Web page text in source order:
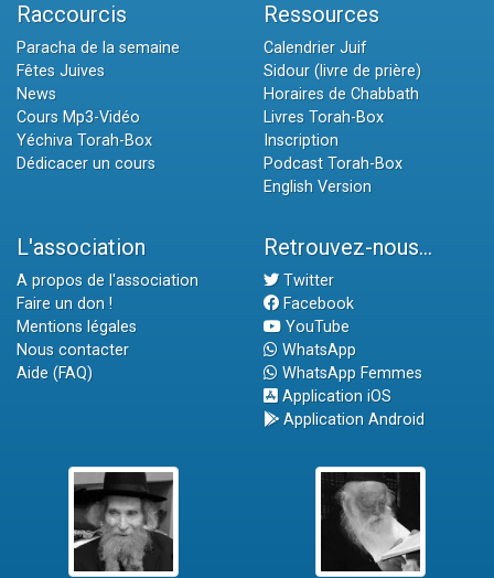
Raccourcis
Paracha de la semaine
Fêtes Juives
News
Cours Mp3-Vidéo
Yéchiva Torah-Box
Dédicacer un cours
Ressources
Calendrier Juif
Sidour (livre de prière)
Horaires de Chabbath
Livres Torah-Box
Inscription
Podcast Torah-Box
English Version
L'association
A propos de l'association
Faire un don !
Mentions légales
Nous contacter
Aide (FAQ)
Retrouvez-nous...
Twitter
Facebook
YouTube
WhatsApp
WhatsApp Femmes
Application iOS
Application Android